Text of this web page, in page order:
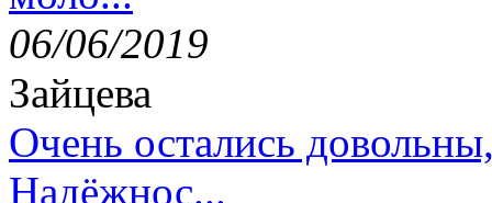
06/06/2019
Зайцева
Очень остались
Надёжнос...